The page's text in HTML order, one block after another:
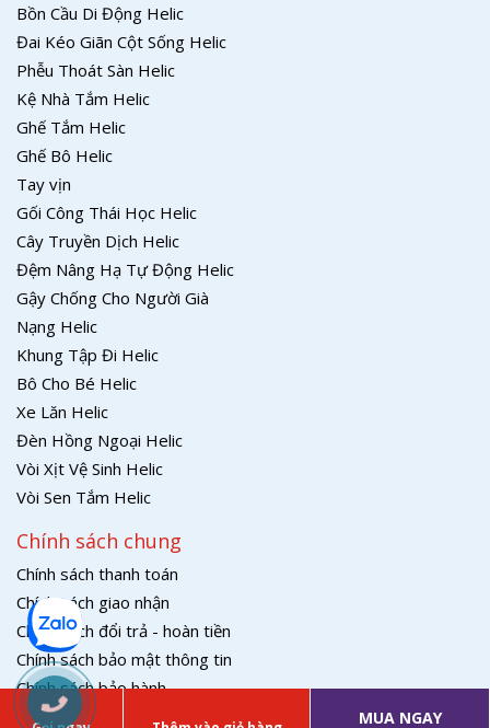
MUA NGAY
Bồn Cầu Di Động Helic
Đai Kéo Giãn Cột Sống Helic
Phễu Thoát Sàn Helic
Kệ Nhà Tắm Helic
Ghế Tắm Helic
Ghế Bô Helic
Tay vịn
Gối Công Thái Học Helic
Cây Truyền Dịch Helic
Đệm Nâng Hạ Tự Động Helic
Gậy Chống Cho Người Già
Nạng Helic
Khung Tập Đi Helic
Bô Cho Bé Helic
Xe Lăn Helic
Đèn Hồng Ngoại Helic
Vòi Xịt Vệ Sinh Helic
Vòi Sen Tắm Helic
Chính sách chung
Chính sách thanh toán
Chính sách giao nhận
Chính sách đổi trả - hoàn tiền
Chính sách bảo mật thông tin
Chính sách bảo hành